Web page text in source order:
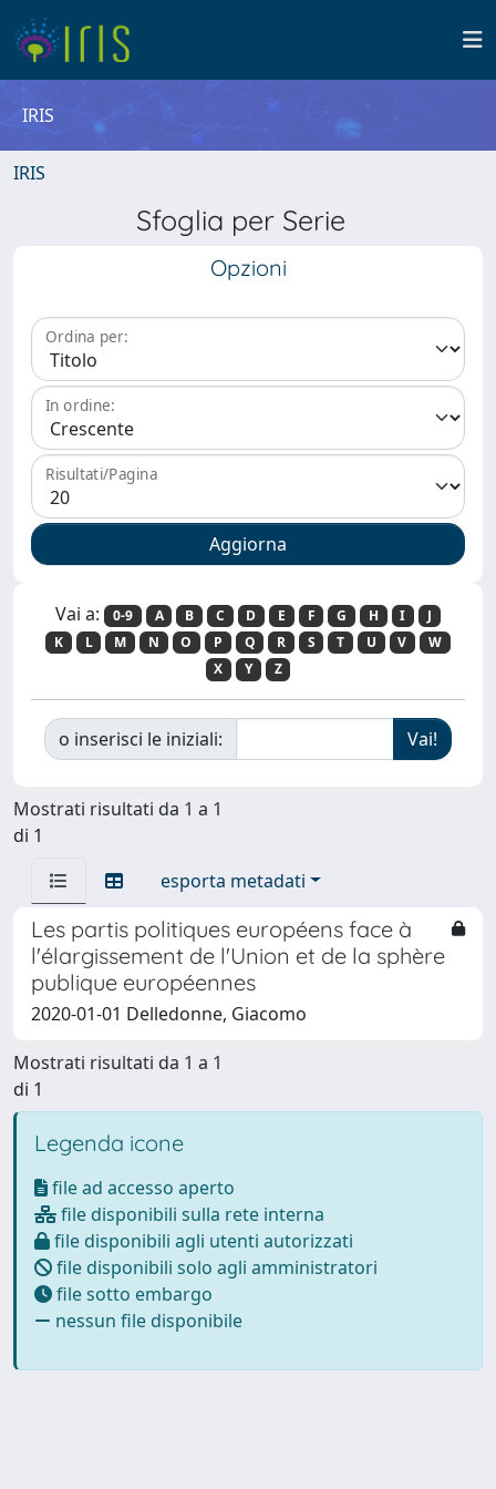
IRIS
IRIS
Sfoglia per Serie
Opzioni
Ordina per:
In ordine:
Risultati/Pagina
Vai a: 0-9 A B C D E F G H I
J
K
L M N O P Q R S T U V
W
X
Y Z
o inserisci le iniziali:
Mostrati risultati da 1 a 1
di 1
esporta metadati
Les partis politiques européens face à
l'élargissement de l'Union et de la sphère
publique européennes
2020-01-01 Delledonne, Giacomo
Mostrati risultati da 1 a 1
di 1
Legenda icone
file ad accesso aperto
file disponibili sulla rete interna
file disponibili agli utenti autorizzati
file disponibili solo agli amministratori
file sotto embargo
nessun file disponibile